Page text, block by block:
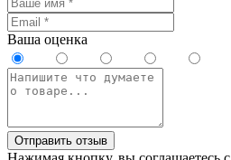
Ваша оценка
Отправить отзыв